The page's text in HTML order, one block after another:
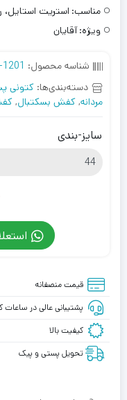
مناسب: استریت
ویژه: آقایان
شناسه محصول:
دسته‌بندی‌ها: کتونی
مردانه, کفش بسکتبال,
سایز-بندی
قیمت منصفانه
پشتیبانی عالی در ساعات
کیفیت بالا
تحویل پستی و پیک